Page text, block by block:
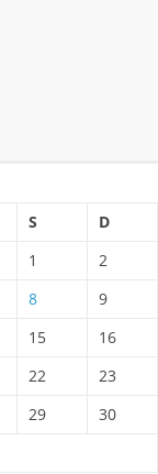
S
D
1
2
8
9
15
16
22
23
29
30